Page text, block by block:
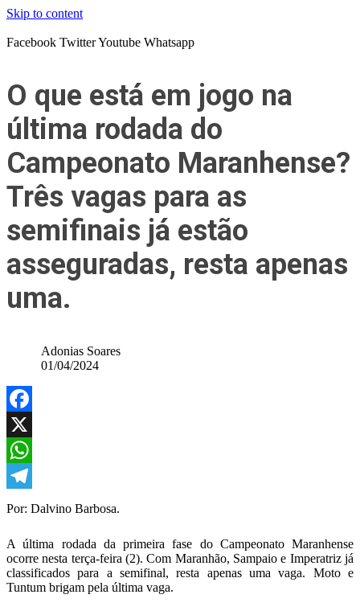
Skip to content
Facebook TwitterYoutube Whatsapp
O que está em jogo na
última rodada do
Campeonato Maranhense?
Três vagas para as
semifinais já estão
asseguradas, resta apenas
uma.
Adonias Soares
01/04/2024
Facebook
X
WhatsApp
Telegram
Por: Dalvino Barbosa.
A última rodada da primeira fase do Campeonato Maranhense
ocorre nesta terça-feira (2). Com Maranhão, Sampaio e Imperatriz já
classificados para a semifinal, resta apenas uma vaga. Moto e
Tuntum brigam pela última vaga.